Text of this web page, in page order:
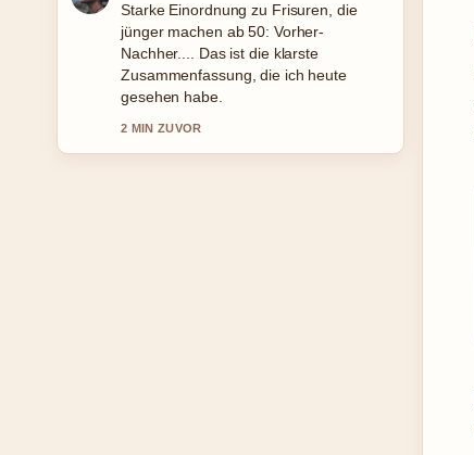
Verfolge Der Mut, nicht gemocht zu
werden: Zusammenfassung... genau –
schaetze den ausgewogenen Ton hier.
4 MIN ZUVOR